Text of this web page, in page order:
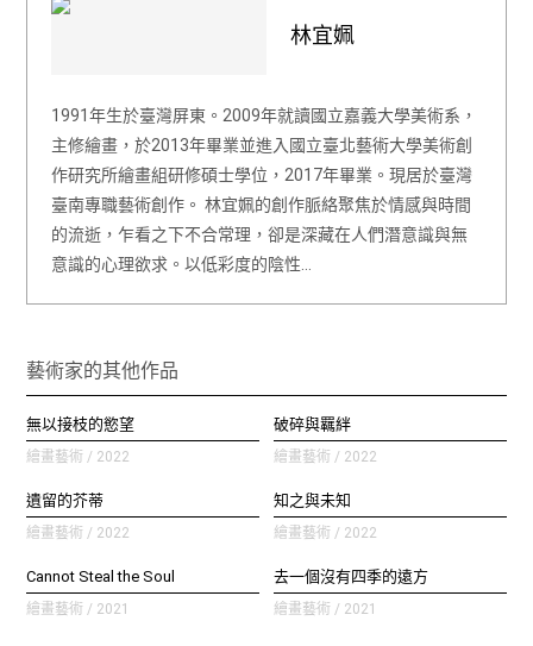
林宜姵
1991年生於臺灣屏東。2009年就讀國立嘉義大學美術系，
主修繪畫，於2013年畢業並進入國立臺北藝術大學美術創
作研究所繪畫組研修碩士學位，2017年畢業。現居於臺灣
臺南專職藝術創作。 林宜姵的創作脈絡聚焦於情感與時間
的流逝，乍看之下不合常理，卻是深藏在人們潛意識與無
意識的心理欲求。以低彩度的陰性…
藝術家的其他作品
無以接枝的慾望
繪畫藝術 / 2022
破碎與羈絆
繪畫藝術 / 2022
遺留的芥蒂
繪畫藝術 / 2022
知之與未知
繪畫藝術 / 2022
Cannot​ Steal the Soul
繪畫藝術 / 2021
去一個沒有四季的遠方
繪畫藝術 / 2021